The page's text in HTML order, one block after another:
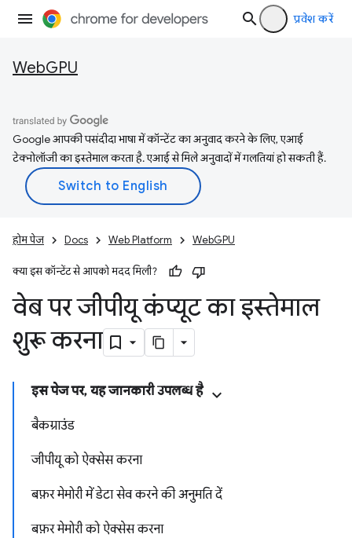
प्रवेश करें
WebGPU
Google आपकी पसंदीदा भाषा में कॉन्टेंट का अनुवाद करने के लिए, एआई
टेक्नोलॉजी का इस्तेमाल करता है. एआई से मिले अनुवादों में गलतियां हो सकती हैं.
होम पेज Docs Web Platform WebGPU
क्या इस कॉन्टेंट से आपको मदद मिली?
वेब पर जीपीयू कंप्यूट का इस्तेमाल
शुरू करना
इस पेज पर, यह जानकारी उपलब्ध है
बैकग्राउंड
जीपीयू को ऐक्सेस करना
बफ़र मेमोरी में डेटा सेव करने की अनुमति दें
बफ़र मेमोरी को ऐक्सेस करना